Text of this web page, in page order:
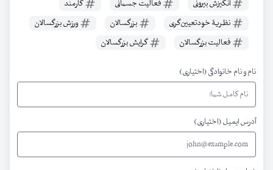
انگیزش بیرونی
فعالیت جسمانی
کارمند
نظریۀ خودتعیین‌گری
بزرگسالان
ورزش بزرگسالان
فعالیت بزرگسالان
گرایش بزرگسالان
نام و نام خانوادگی (اختیاری)
آدرس ایمیل (اختیاری)